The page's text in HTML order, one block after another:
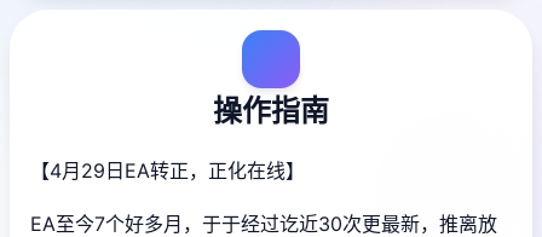
操作指南
【4月29日EA转正，正化在线】
EA至今7个好多月，于于经过讫近30次更最新，推离放